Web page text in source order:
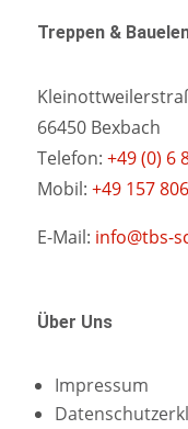
Treppen &
66450 Bexbach
Telefon: +49 (0) 6
Mobil: +49 157
E-Mail: info@tbs-
Über Uns
Impressum